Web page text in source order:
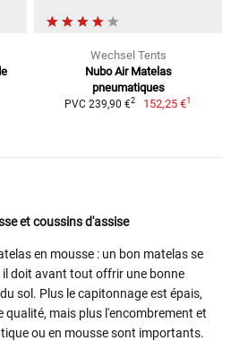
Wechsel Tents
Nubo Air Matelas
pneumatiques
PVC 239,90 €2 152,25 €1
et coussins d'assise
en mousse : un bon matelas se
doit avant tout offrir une bonne
sol. Plus le capitonnage est épais,
qualité, mais plus l'encombrement et
ou en mousse sont importants.